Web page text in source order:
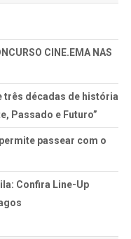
CINE.EMA NAS
três décadas de história
Passado e Futuro”
passear com o
Confira Line-Up